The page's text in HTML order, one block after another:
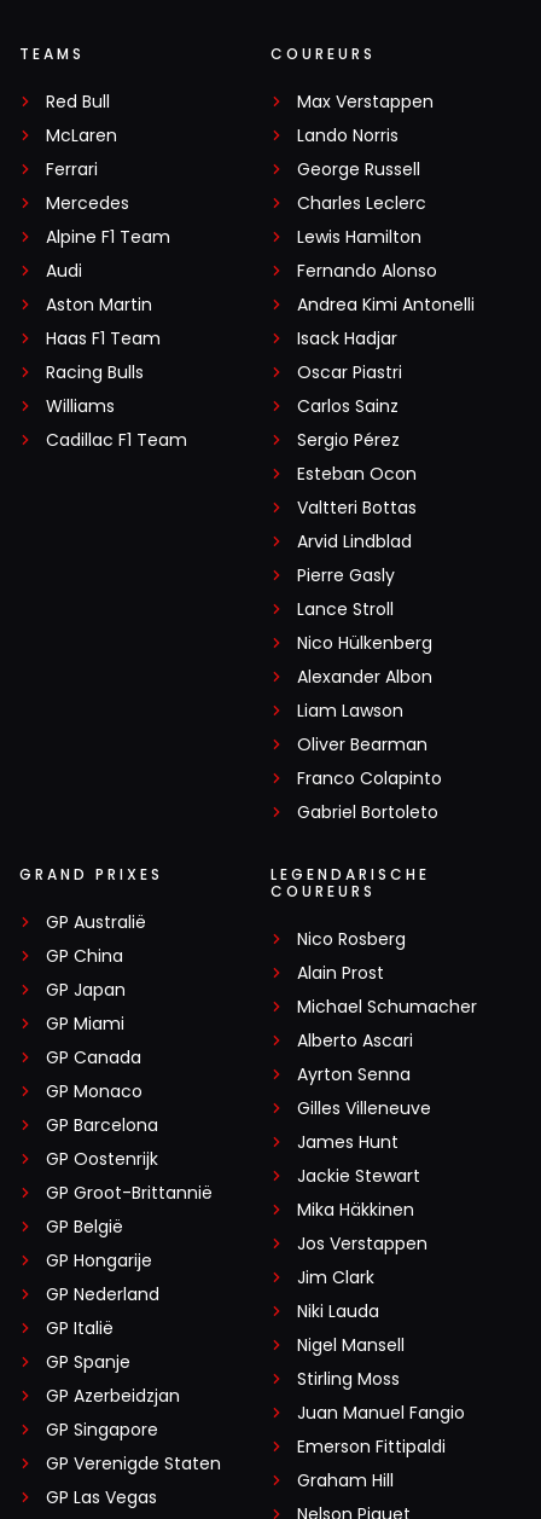
TEAMS
Red Bull
McLaren
Ferrari
Mercedes
Alpine F1 Team
Audi
Aston Martin
Haas F1 Team
Racing Bulls
Williams
Cadillac F1 Team
COUREURS
Max Verstappen
Lando Norris
George Russell
Charles Leclerc
Lewis Hamilton
Fernando Alonso
Andrea Kimi Antonelli
Isack Hadjar
Oscar Piastri
Carlos Sainz
Sergio Pérez
Esteban Ocon
Valtteri Bottas
Arvid Lindblad
Pierre Gasly
Lance Stroll
Nico Hülkenberg
Alexander Albon
Liam Lawson
Oliver Bearman
Franco Colapinto
Gabriel Bortoleto
GRAND PRIXES
GP Australië
GP China
GP Japan
GP Miami
GP Canada
GP Monaco
GP Barcelona
GP Oostenrijk
GP Groot-Brittannië
GP België
GP Hongarije
GP Nederland
GP Italië
GP Spanje
GP Azerbeidzjan
GP Singapore
GP Verenigde Staten
GP Las Vegas
LEGENDARISCHE
COUREURS
Nico Rosberg
Alain Prost
Michael Schumacher
Alberto Ascari
Ayrton Senna
Gilles Villeneuve
James Hunt
Jackie Stewart
Mika Häkkinen
Jos Verstappen
Jim Clark
Niki Lauda
Nigel Mansell
Stirling Moss
Juan Manuel Fangio
Emerson Fittipaldi
Graham Hill